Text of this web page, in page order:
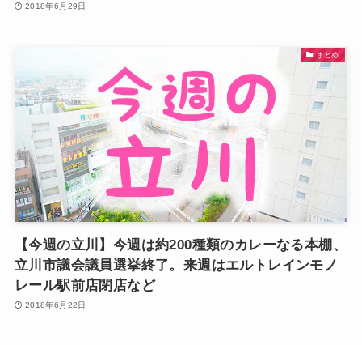
2018年6月29日
まとめ
【今週の立川】今週は約200種類のカレーなる本棚、
立川市議会議員選挙終了。来週はエルトレインモノ
レール駅前店閉店など
2018年6月22日